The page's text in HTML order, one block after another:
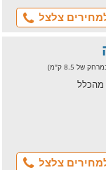
צלצל
8.5 ק"מ)
מהכלל
צלצל